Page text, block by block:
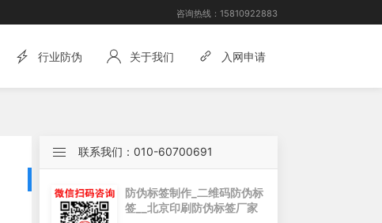
咨询热线： 15810922883
行业防伪 关于我们 入网申请
联系我们：010-60700691
防伪标签制作_二维码防伪标
签__北京印刷防伪标签厂家